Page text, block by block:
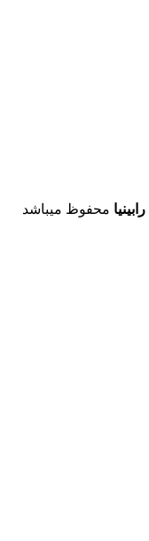
رابینیا محفوظ میباشد